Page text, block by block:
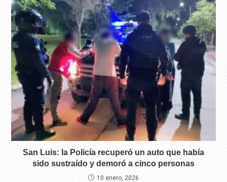
San Luis: la Policía recuperó un auto que había
sido sustraído y demoró a cinco personas
10 enero, 2026